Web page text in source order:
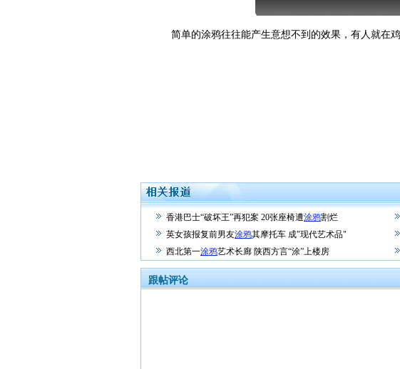
简单的涂鸦往往能产生意想不到的效果，有人就在鸡
香港巴士“破坏王”再犯案 20张座椅遭涂鸦割烂
英女孩报复前男友涂鸦其摩托车 成"现代艺术品"
西北第一涂鸦艺术长廊 陕西方言“涂”上楼房
跟帖评论